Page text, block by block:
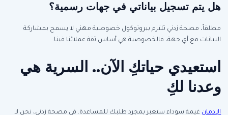
هل يتم تسجيل بياناتي في جهات رسمية؟
مطلقاً، مصحة زدني تلتزم ببروتوكول خصوصية مهني لا يسمح بمشاركة
البيانات مع أي جهة، فالخصوصية هي أساس ثقة عملائنا فينا.
استعيدي حياتكِ الآن.. السرية هي
وعدنا لكِ
الإدمان غيمة سوداء ستعبر بمجرد طلبك للمساعدة. في مصحة زدني، نحن لا